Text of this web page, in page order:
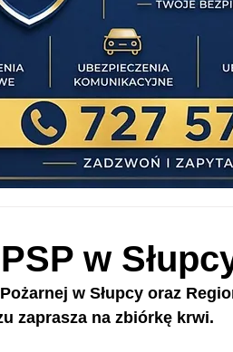
w
w Słupcy oraz
zaprasza na zbiórkę krwi.